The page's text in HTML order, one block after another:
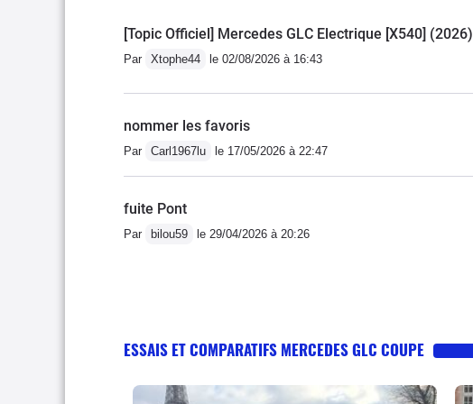
[Topic Officiel] Mercedes GLC Electrique [X540] (2026)
Par Xtophe44 le 02/08/2026 à 16:43
nommer les favoris
Par Carl1967lu le 17/05/2026 à 22:47
fuite Pont
Par bilou59 le 29/04/2026 à 20:26
ESSAIS ET COMPARATIFS MERCEDES GLC COUPE